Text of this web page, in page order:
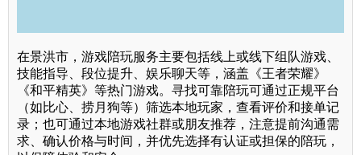
在景洪市，游戏陪玩服务主要包括线上或线下组队游戏、
技能指导、段位提升、娱乐聊天等，涵盖《王者荣耀》
《和平精英》等热门游戏。寻找可靠陪玩可通过正规平台
（如比心、捞月狗等）筛选本地玩家，查看评价和接单记
录；也可通过本地游戏社群或朋友推荐，注意提前沟通需
求、确认价格与时间，并优先选择有认证或担保的陪玩，